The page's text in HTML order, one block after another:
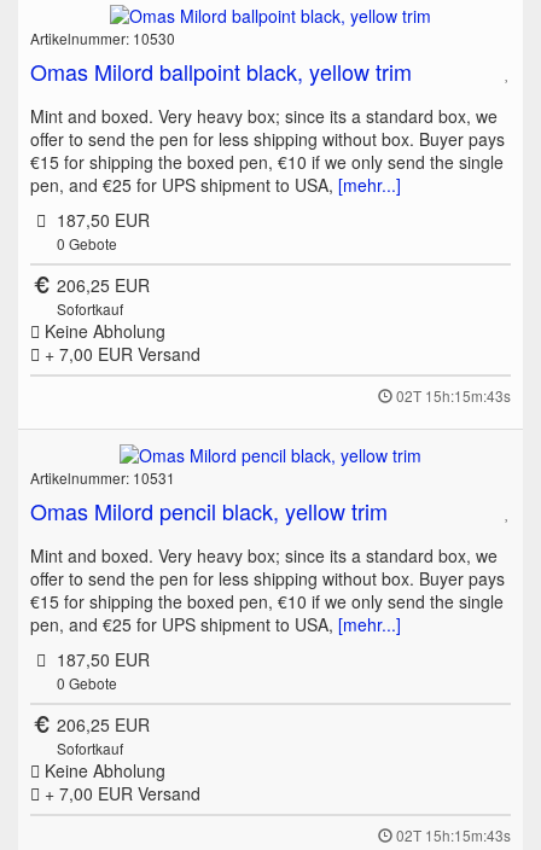
Artikelnummer: 10530
Omas Milord ballpoint black, yellow trim
Mint and boxed. Very heavy box; since its a standard box, we
offer to send the pen for less shipping without box. Buyer pays
€15 for shipping the boxed pen, €10 if we only send the single
pen, and €25 for UPS shipment to USA, [mehr...]
187,50 EUR
0 Gebote
206,25 EUR
Sofortkauf
Keine Abholung
+ 7,00 EUR Versand
02T 15h:15m:43s
Artikelnummer: 10531
Omas Milord pencil black, yellow trim
Mint and boxed. Very heavy box; since its a standard box, we
offer to send the pen for less shipping without box. Buyer pays
€15 for shipping the boxed pen, €10 if we only send the single
pen, and €25 for UPS shipment to USA, [mehr...]
187,50 EUR
0 Gebote
206,25 EUR
Sofortkauf
Keine Abholung
+ 7,00 EUR Versand
02T 15h:15m:43s